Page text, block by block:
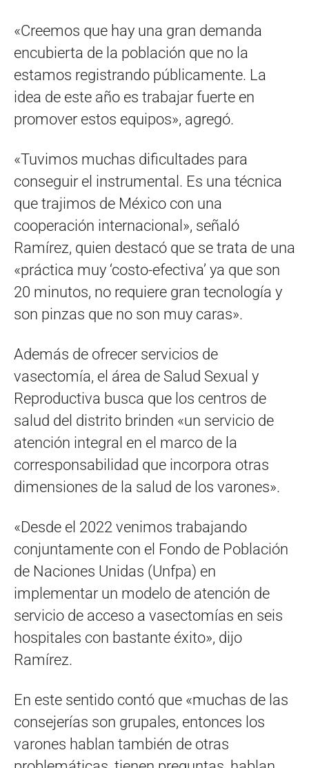
«Creemos que hay una gran demanda
encubierta de la población que no la
estamos registrando públicamente. La
idea de este año es trabajar fuerte en
promover estos equipos», agregó.
«Tuvimos muchas dificultades para
conseguir el instrumental. Es una técnica
que trajimos de México con una
cooperación internacional», señaló
Ramírez, quien destacó que se trata de una
«práctica muy ‘costo-efectiva’ ya que son
20 minutos, no requiere gran tecnología y
son pinzas que no son muy caras».
Además de ofrecer servicios de
vasectomía, el área de Salud Sexual y
Reproductiva busca que los centros de
salud del distrito brinden «un servicio de
atención integral en el marco de la
corresponsabilidad que incorpora otras
dimensiones de la salud de los varones».
«Desde el 2022 venimos trabajando
conjuntamente con el Fondo de Población
de Naciones Unidas (Unfpa) en
implementar un modelo de atención de
servicio de acceso a vasectomías en seis
hospitales con bastante éxito», dijo
Ramírez.
En este sentido contó que «muchas de las
consejerías son grupales, entonces los
varones hablan también de otras